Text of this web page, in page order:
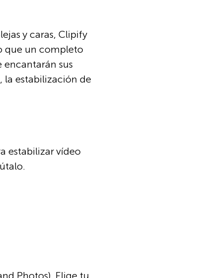
y caras, Clipify
que un completo
sus
la estabilización de
estabilizar vídeo
Photos). Elige tu